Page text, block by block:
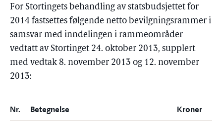
For Stortingets behandling av statsbudsjettet for
2014 fastsettes følgende netto bevilgningsrammer i
samsvar med inndelingen i rammeområder
vedtatt av Stortinget 24. oktober 2013, supplert
med vedtak 8. november 2013 og 12. november
2013:
Nr. Betegnelse Kroner